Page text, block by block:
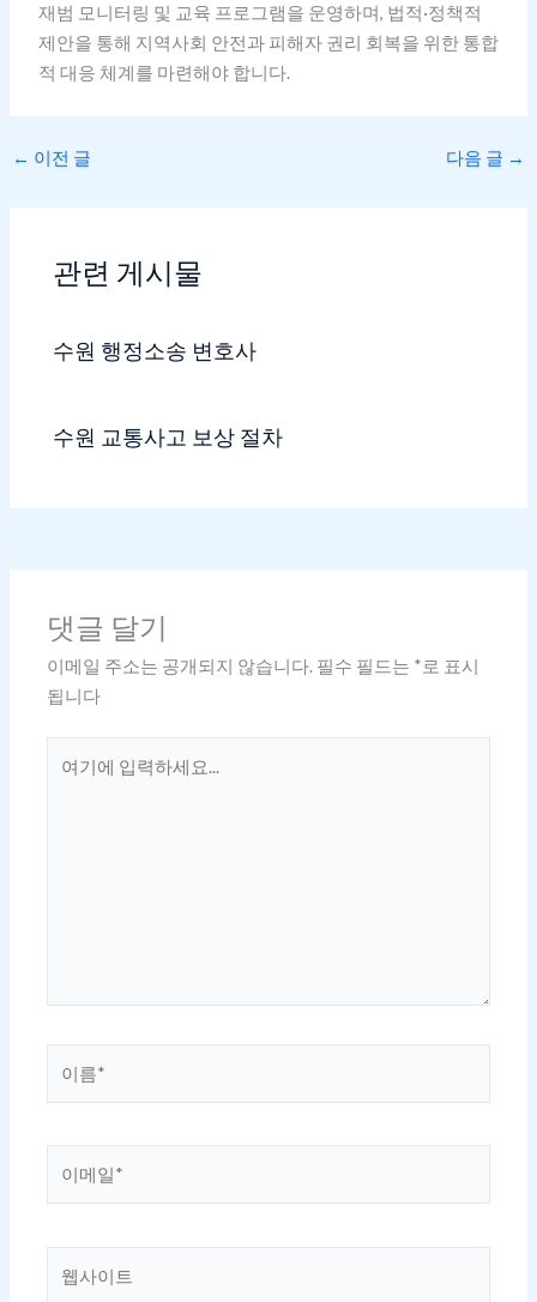
재범 모니터링 및 교육 프로그램을 운영하며, 법적·정책적
제안을 통해 지역사회 안전과 피해자 권리 회복을 위한 통합
적 대응 체계를 마련해야 합니다.
← 이전 글 다음 글 →
관련 게시물
수원 행정소송 변호사
수원 교통사고 보상 절차
댓글 달기
이메일 주소는 공개되지 않습니다. 필수 필드는 *로 표시
됩니다
*